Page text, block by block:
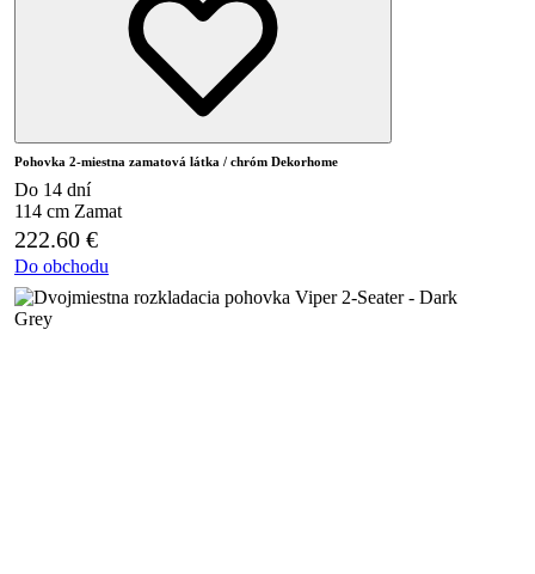
Pohovka 2-miestna zamatová látka / chróm Dekorhome
Do 14 dní
114 cm Zamat
222.60 €
Do obchodu